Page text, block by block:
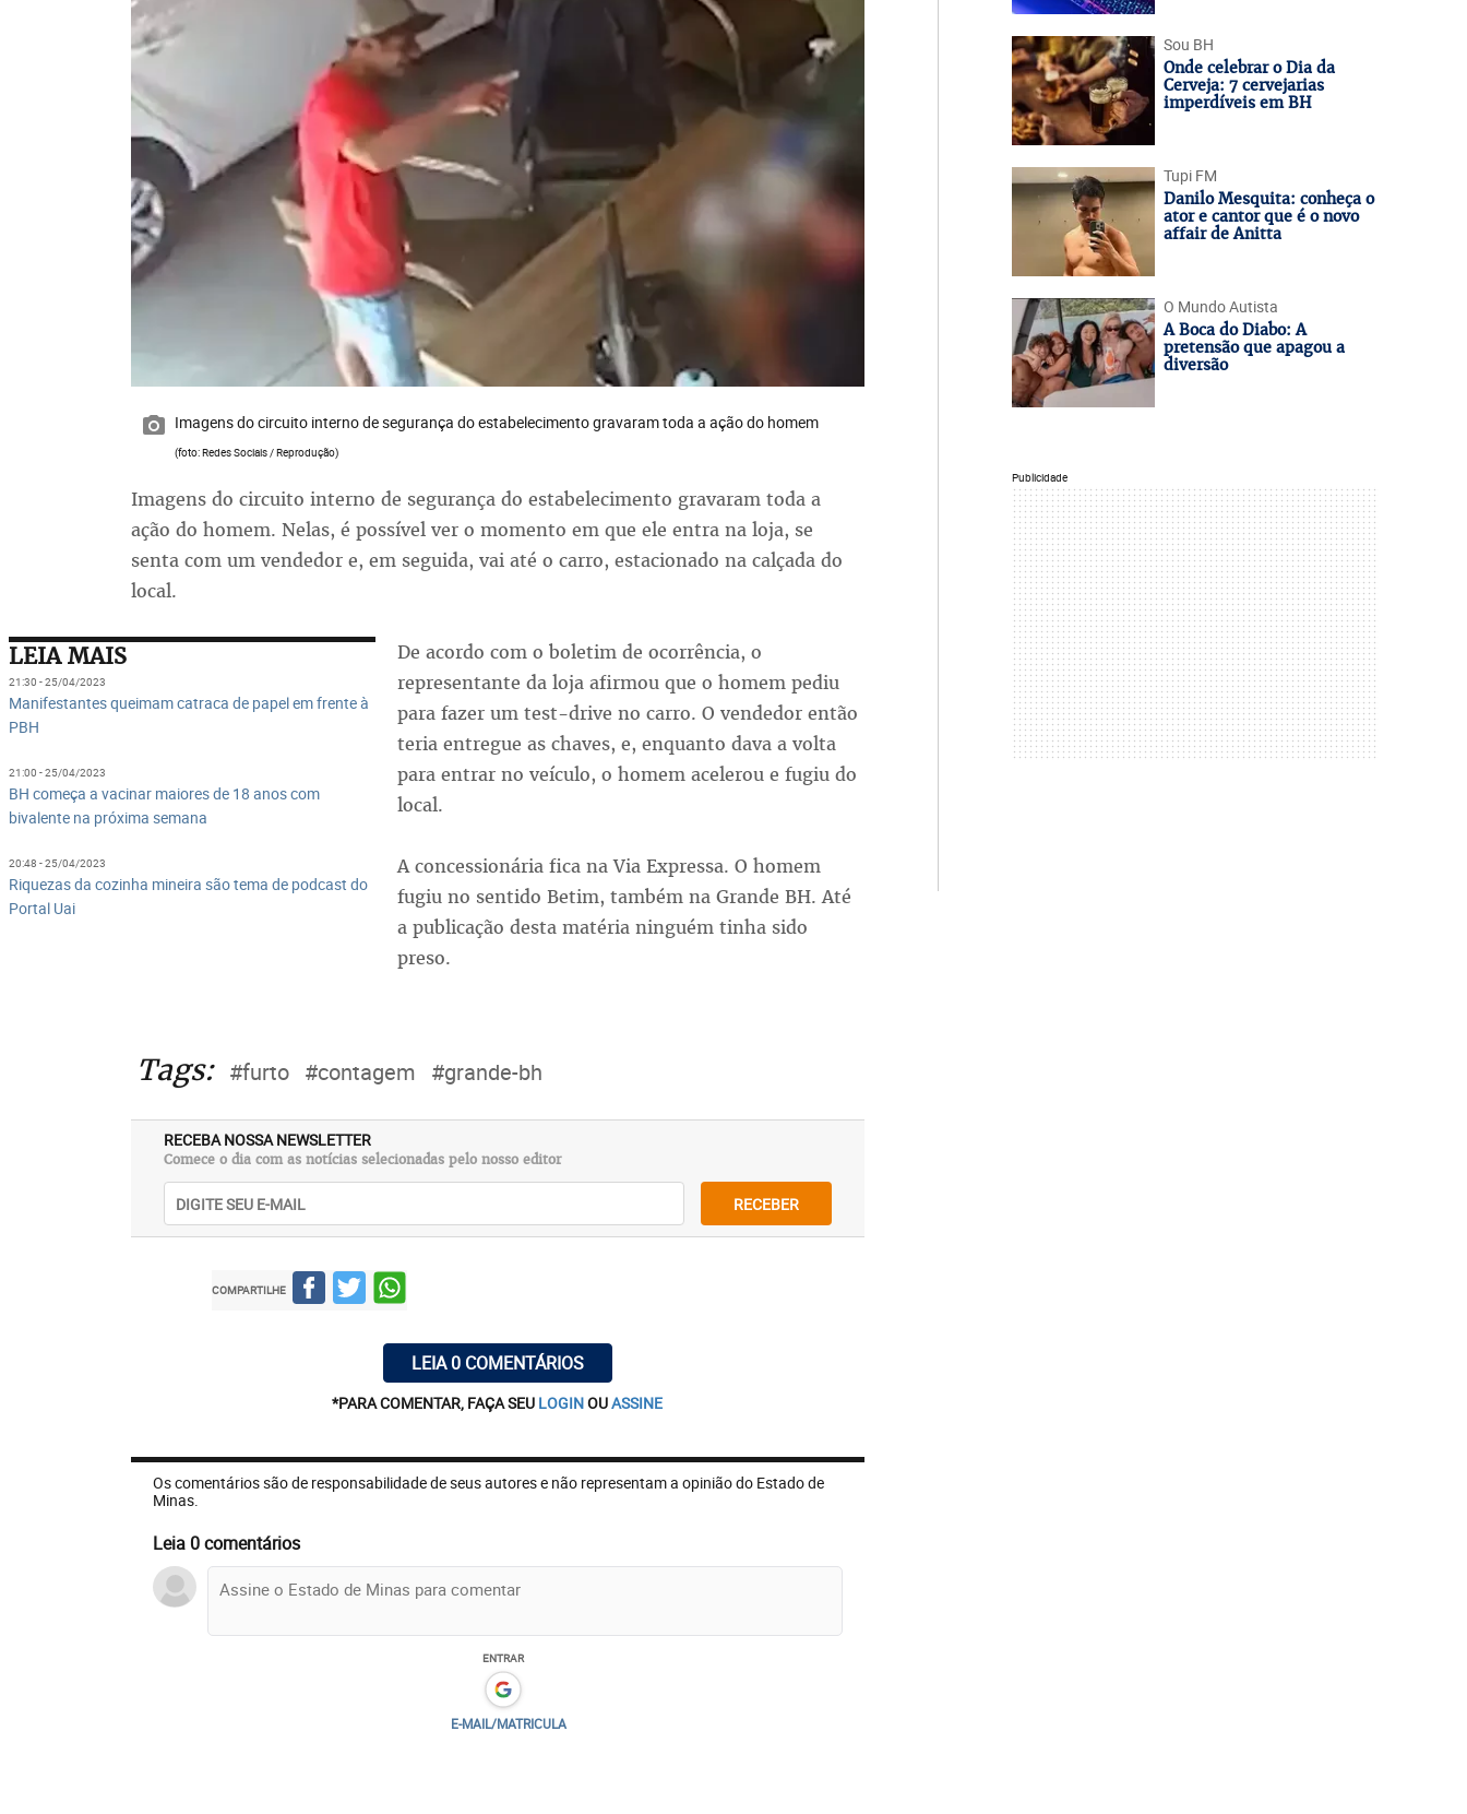
Imagens do circuito interno de segurança do estabelecimento gravaram toda a ação do homem
(foto: Redes Sociais / Reprodução)
Imagens do circuito interno de segurança do estabelecimento gravaram toda a
ação do homem. Nelas, é possível ver o momento em que ele entra na loja, se
senta com um vendedor e, em seguida, vai até o carro, estacionado na calçada do
local.
LEIA MAIS
21:30 - 25/04/2023
Manifestantes queimam catraca de papel em frente à
PBH
21:00 - 25/04/2023
BH começa a vacinar maiores de 18 anos com
bivalente na próxima semana
20:48 - 25/04/2023
Riquezas da cozinha mineira são tema de podcast do
Portal Uai
De acordo com o boletim de ocorrência, o
representante da loja afirmou que o homem pediu
para fazer um test-drive no carro. O vendedor então
teria entregue as chaves, e, enquanto dava a volta
para entrar no veículo, o homem acelerou e fugiu do
local.
A concessionária fica na Via Expressa. O homem
fugiu no sentido Betim, também na Grande BH. Até
a publicação desta matéria ninguém tinha sido
preso.
Tags: #furto #contagem #grande-bh
RECEBA NOSSA NEWSLETTER
Comece o dia com as notícias selecionadas pelo nosso editor
RECEBER
COMPARTILHE
LEIA 0 COMENTÁRIOS
*PARA COMENTAR, FAÇA SEU LOGINOUASSINE
Os comentários são de responsabilidade de seus autores e não representam a opinião do Estado de
Minas.
Leia 0 comentários
ENTRAR
E-MAIL/MATRICULA
Sou BH
Onde celebrar o Dia da
Cerveja: 7 cervejarias
imperdíveis em BH
Tupi FM
Danilo Mesquita: conheça o
ator e cantor que é o novo
affair de Anitta
O Mundo Autista
A Boca do Diabo: A
pretensão que apagou a
diversão
Publicidade